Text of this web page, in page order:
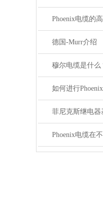
德国-Murr介绍